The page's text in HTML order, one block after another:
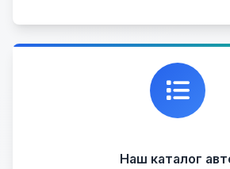
Наш каталог
Каталог проверенных
состоянии, где вы можете
информацию о каждом